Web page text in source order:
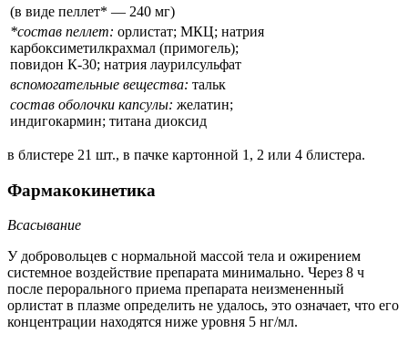
(в виде пеллет* — 240 мг)
*состав пеллет: орлистат; МКЦ; натрия
карбоксиметилкрахмал (примогель);
повидон К-30; натрия лаурилсульфат
вспомогательные вещества: тальк
состав оболочки капсулы: желатин;
индигокармин; титана диоксид
в блистере 21 шт., в пачке картонной 1, 2 или 4 блистера.
Фармакокинетика
Всасывание
У добровольцев с нормальной массой тела и ожирением
системное воздействие препарата минимально. Через 8 ч
после перорального приема препарата неизмененный
орлистат в плазме определить не удалось, это означает, что его
концентрации находятся ниже уровня 5 нг/мл.